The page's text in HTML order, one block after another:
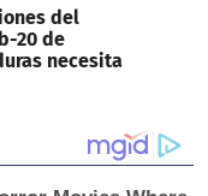
del
20 de
necesita